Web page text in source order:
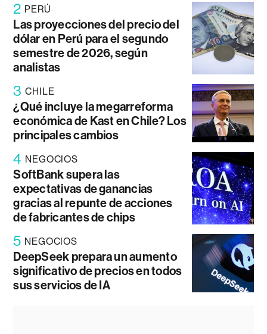
2 PERÚ
Las proyecciones del precio del
dólar en Perú para el segundo
semestre de 2026, según
analistas
3 CHILE
¿Qué incluye la megarreforma
económica de Kast en Chile? Los
principales cambios
4 NEGOCIOS
SoftBank supera las
expectativas de ganancias
gracias al repunte de acciones
de fabricantes de chips
5 NEGOCIOS
DeepSeek prepara un aumento
significativo de precios en todos
sus servicios de IA